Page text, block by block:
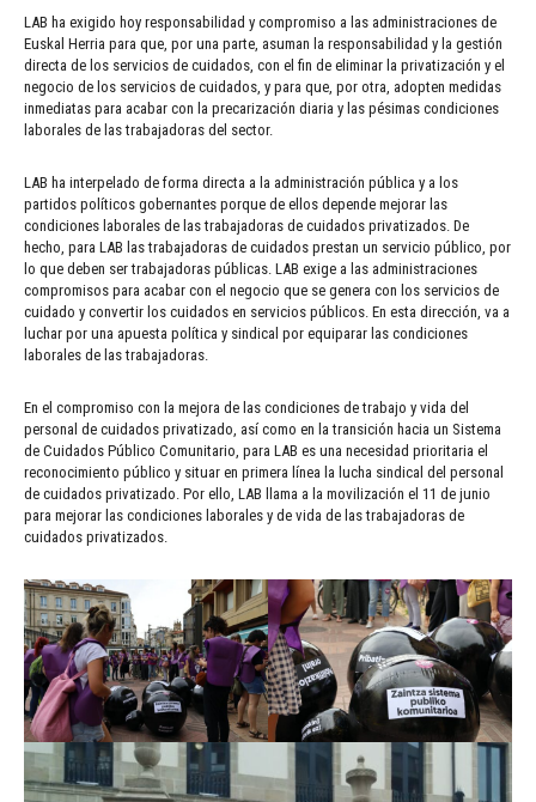
LAB ha exigido hoy responsabilidad y compromiso a las administraciones de
Euskal Herria para que, por una parte, asuman la responsabilidad y la gestión
directa de los servicios de cuidados, con el fin de eliminar la privatización y el
negocio de los servicios de cuidados, y para que, por otra, adopten medidas
inmediatas para acabar con la precarización diaria y las pésimas condiciones
laborales de las trabajadoras del sector.
LAB ha interpelado de forma directa a la administración pública y a los
partidos políticos gobernantes porque de ellos depende mejorar las
condiciones laborales de las trabajadoras de cuidados privatizados. De
hecho, para LAB las trabajadoras de cuidados prestan un servicio público, por
lo que deben ser trabajadoras públicas. LAB exige a las administraciones
compromisos para acabar con el negocio que se genera con los servicios de
cuidado y convertir los cuidados en servicios públicos. En esta dirección, va a
luchar por una apuesta política y sindical por equiparar las condiciones
laborales de las trabajadoras.
En el compromiso con la mejora de las condiciones de trabajo y vida del
personal de cuidados privatizado, así como en la transición hacia un Sistema
de Cuidados Público Comunitario, para LAB es una necesidad prioritaria el
reconocimiento público y situar en primera línea la lucha sindical del personal
de cuidados privatizado. Por ello, LAB llama a la movilización el 11 de junio
para mejorar las condiciones laborales y de vida de las trabajadoras de
cuidados privatizados.